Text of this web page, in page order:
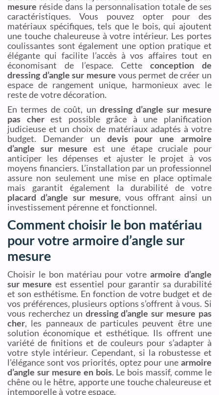
mesure réside dans la personnalisation totale de ses
caractéristiques. Vous pouvez opter pour des
matériaux spécifiques, tels que le bois, qui ajoutent
une touche chaleureuse à votre intérieur. Les portes
coulissantes sont également une option pratique et
élégante qui facilite l’accès à vos affaires tout en
économisant de l’espace. Cetteconception de
dressing d’angle sur mesure vous permet de créer un
espace de rangement unique, harmonieux avec le
reste de votre décoration.
En termes de coût, un dressing d’angle sur mesure
pas cherest possible grâce à une planification
judicieuse et un choix de matériaux adaptés à votre
budget. Demander un devis pour une armoire
d’angle sur mesure est une étape cruciale pour
anticiper les dépenses et ajuster le projet à vos
moyens financiers. L’installation par un professionnel
assure non seulement une mise en place optimale
mais garantit également la durabilité de votre
placard d’angle sur mesure, vous offrant ainsi un
investissement pérenne et fonctionnel.
Comment choisir le bon matériau
pour votre armoire d’angle sur
mesure
Choisir le bon matériau pour votrearmoire d’angle
sur mesure est essentiel pour garantir sa durabilité
et son esthétisme. En fonction de votre budget et de
vos préférences, plusieurs options s’offrent à vous. Si
vous recherchez un dressing d’angle sur mesure pas
cher, les panneaux de particules peuvent être une
solution économique et esthétique. Ils offrent une
variété de finitions et de couleurs pour s’adapter à
votre style intérieur. Cependant, si la robustesse et
l’élégance sont vos priorités, optez pour une armoire
d’angle sur mesure en bois. Le bois massif, comme le
chêne ou le hêtre, apporte une touche chaleureuse et
intemporelle à votre espace.